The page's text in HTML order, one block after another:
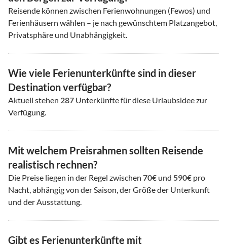
Reisende können zwischen Ferienwohnungen (Fewos) und
Ferienhäusern wählen – je nach gewünschtem Platzangebot,
Privatsphäre und Unabhängigkeit.
Wie viele Ferienunterkünfte sind in dieser
Destination verfügbar?
Aktuell stehen 287 Unterkünfte für diese Urlaubsidee zur
Verfügung.
Mit welchem Preisrahmen sollten Reisende
realistisch rechnen?
Die Preise liegen in der Regel zwischen 70€ und 590€ pro
Nacht, abhängig von der Saison, der Größe der Unterkunft
und der Ausstattung.
Gibt es Ferienunterkünfte mit